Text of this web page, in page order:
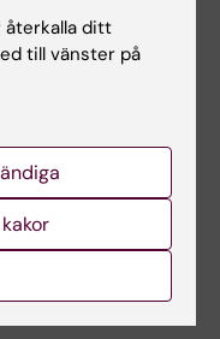
H; Gissler
AND
478
in
use disorders:
Haellgren J;
återkalla ditt
till vänster på